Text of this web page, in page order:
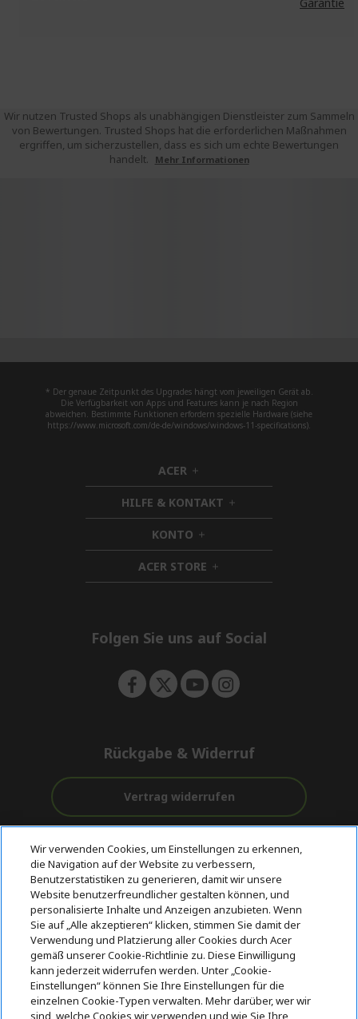
Wir nutzen Trusted Shops als unabhängigen Dienstleister zum Sammeln
von Bewertungen. Trusted Shops hat die erforderlichen Maßnahmen
ergriffen, um sicherzustellen, dass es sich um echte Bewertungen
handelt.
Mehr Informationen
* Der genaue Zeitpunkt des Upgrades hängt vom jeweiligen Gerät ab.
Die Verfügbarkeit von Apps und Features kann je nach Region
abweichen. Bestimmte Funktionen erfordern spezielle Hardware (siehe
https://www.microsoft.com/de-de/windows/windows-11-specifications).
ACER h
i
d
d
e
n
HILFE & KONTAKT h
i
d
n
KONTO h
i
d
d
ACER STORE h
i
e
Folgen Sie uns auf Social
Rückgabe & Widerruf
Vertrag widerrufen
Kostenloser
Versand
vor und nach
dem Kauf
Zahlung
© 2026 Acer Inc.
CPYou BV ist der autorisierte Wiederverkäufer und Händler der
Produkte und Dienstleistungen, die in diesem Shop angeboten
werden.
Wir verwenden Cookies, um Einstellungen zu erkennen,
die Navigation auf der Website zu verbessern,
Benutzerstatistiken zu generieren, damit wir unsere
Website benutzerfreundlicher gestalten können, und
personalisierte Inhalte und Anzeigen anzubieten. Wenn
Sie auf „Alle akzeptieren“ klicken, stimmen Sie damit der
Verwendung und Platzierung aller Cookies durch Acer
gemäß unserer Cookie-Richtlinie zu. Diese Einwilligung
kann jederzeit widerrufen werden. Unter „Cookie-
Einstellungen“ können Sie Ihre Einstellungen für die
einzelnen Cookie-Typen verwalten. Mehr darüber, wer wir
sind, welche Cookies wir verwenden und wie Sie Ihre